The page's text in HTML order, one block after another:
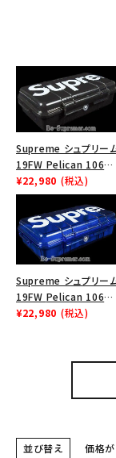
Supreme シュプリー
19FW Pelican 1060
Case ペリカン1060ケ
ース ブラック
¥22,980 (税込)
Supreme シュプリー
19FW Pelican 1060
Case ペリカン1060ケ
¥22,980 (税込)
並び替え 価格